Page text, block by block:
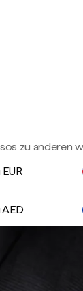
zu anderen
AED